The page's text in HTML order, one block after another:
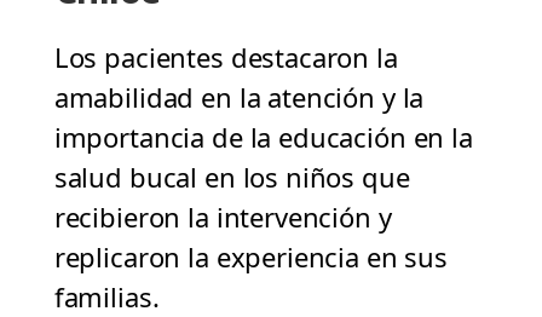
Los pacientes destacaron la
amabilidad en la atención y la
importancia de la educación en la
salud bucal en los niños que
recibieron la intervención y
replicaron la experiencia en sus
familias.